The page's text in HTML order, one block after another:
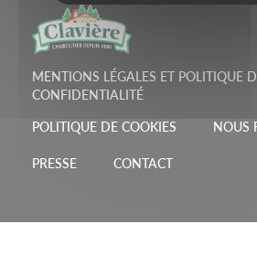
l’article
MENTIONS LÉGALES ET POLITIQUE
CONFIDENTIALITÉ
POLITIQUE DE COOKIES NOUS
PRESSE CONTACT